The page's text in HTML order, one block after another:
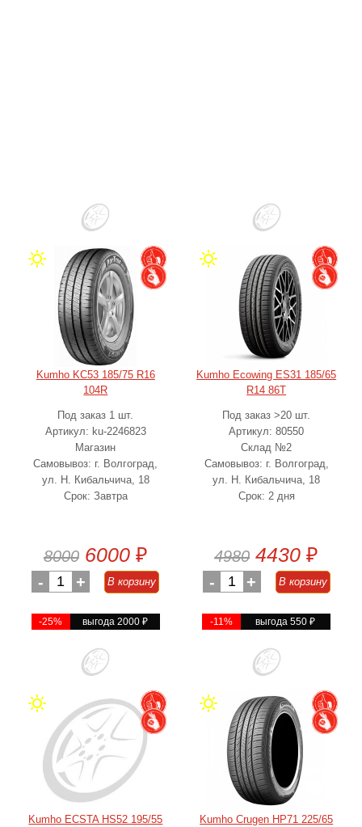
Kumho KC53 185/75 R16
104R
Под заказ 1 шт.
Артикул: ku-2246823
Магазин
Самовывоз: г. Волгоград,
ул. Н. Кибальчича, 18
Срок: Завтра
8000 6000 ₽
- 1 + В корзину
-25% выгода 2000 ₽
Kumho Ecowing ES31 185/65
R14 86T
Под заказ >20 шт.
Артикул: 80550
Склад №2
Самовывоз: г. Волгоград,
ул. Н. Кибальчича, 18
Срок: 2 дня
4980 4430 ₽
- 1 + В корзину
-11% выгода 550₽
Kumho ECSTA HS52 195/55
Kumho Crugen HP71 225/65